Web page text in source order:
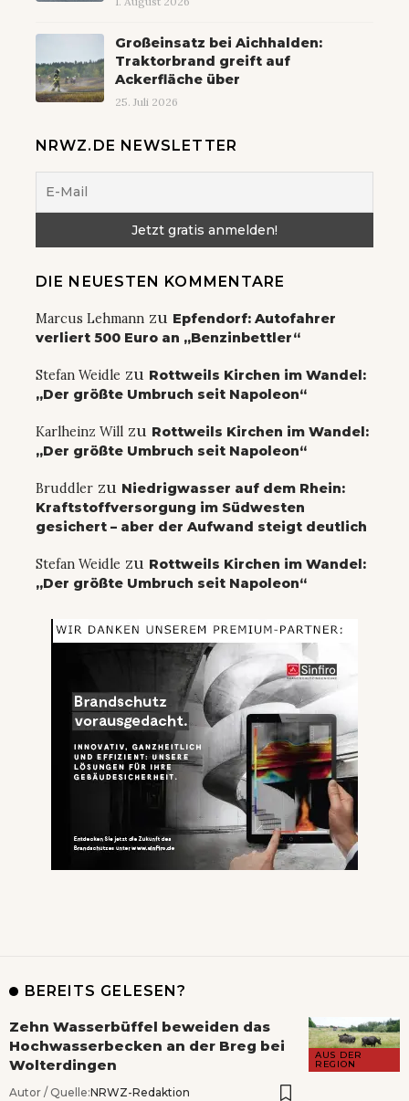
Großeinsatz bei Aichhalden:
Traktorbrand greift auf
Ackerfläche über
25. Juli 2026
NRWZ.DE NEWSLETTER
DIE NEUESTEN KOMMENTARE
Marcus Lehmann zu Epfendorf: Autofahrer
verliert 500 Euro an „Benzinbettler“
Stefan Weidle zu Rottweils Kirchen im Wandel:
„Der größte Umbruch seit Napoleon“
Karlheinz Will zu Rottweils Kirchen im Wandel:
„Der größte Umbruch seit Napoleon“
Bruddler zu Niedrigwasser auf dem Rhein:
Kraftstoffversorgung im Südwesten
gesichert – aber der Aufwand steigt deutlich
Stefan Weidle zu Rottweils Kirchen im Wandel:
„Der größte Umbruch seit Napoleon“
BEREITS GELESEN?
AUS DER
REGION
Zehn Wasserbüffel beweiden das
Hochwasserbecken an der Breg bei
Wolterdingen
Autor / Quelle:NRWZ-Redaktion